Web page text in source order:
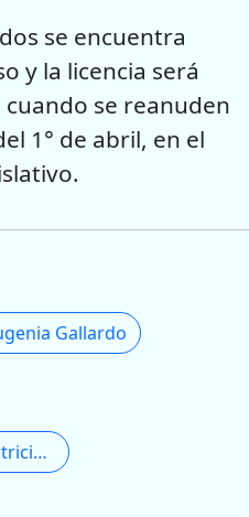
se encuentra
y la licencia será
se reanuden
1° de abril, en el
Gallardo
Programa Alimentario Nutricional Escolar (PANE)